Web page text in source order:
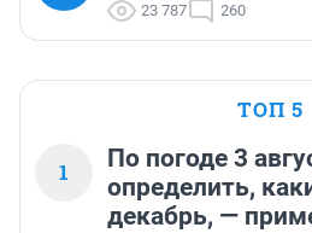
23 787 260
ТОП 5
1
По погоде 3
определить,
декабрь, —